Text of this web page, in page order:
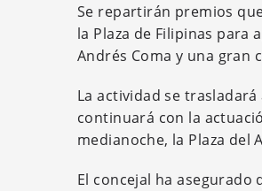
Se repartirán premios
la Plaza de Filipinas para
Andrés Coma y una gran
La actividad se
continuará con la
medianoche, la Plaza del
El concejal ha